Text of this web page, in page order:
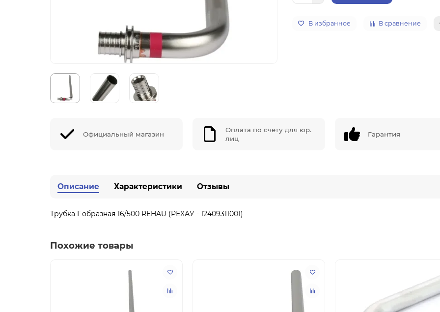
В избранное В сравнение
Официальный магазин
Оплата по счету для юр.
лиц
Гарантия
Описание Характеристики Отзывы
Трубка Г-образная 16/500 REHAU (РЕХАУ - 12409311001)
Похожие товары